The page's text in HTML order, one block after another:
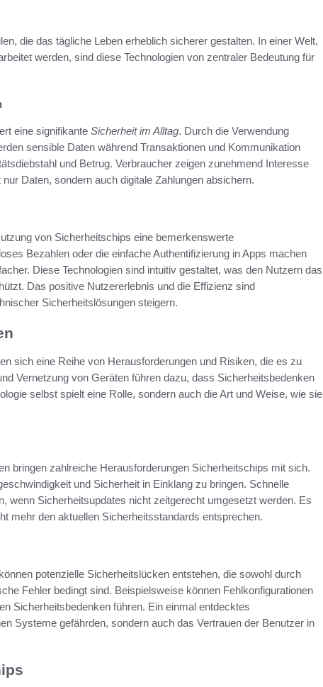
die das tägliche Leben erheblich sicherer gestalten. In einer Welt,
werden, sind diese Technologien von zentraler Bedeutung für
eine signifikante Sicherheit im Alltag. Durch die Verwendung
sensible Daten während Transaktionen und Kommunikation
und Betrug. Verbraucher zeigen zunehmend Interesse
nur Daten, sondern auch digitale Zahlungen absichern.
von Sicherheitschips eine bemerkenswerte
Bezahlen oder die einfache Authentifizierung in Apps machen
Diese Technologien sind intuitiv gestaltet, was den Nutzern das
Das positive Nutzererlebnis und die Effizienz sind
Sicherheitslösungen steigern.
sich eine Reihe von Herausforderungen und Risiken, die es zu
Vernetzung von Geräten führen dazu, dass Sicherheitsbedenken
selbst spielt eine Rolle, sondern auch die Art und Weise, wie sie
bringen zahlreiche Herausforderungen Sicherheitschips mit sich.
und Sicherheit in Einklang zu bringen. Schnelle
wenn Sicherheitsupdates nicht zeitgerecht umgesetzt werden. Es
mehr den aktuellen Sicherheitsstandards entsprechen.
potenzielle Sicherheitslücken entstehen, die sowohl durch
Fehler bedingt sind. Beispielsweise können Fehlkonfigurationen
Sicherheitsbedenken führen. Ein einmal entdecktes
Systeme gefährden, sondern auch das Vertrauen der Benutzer in